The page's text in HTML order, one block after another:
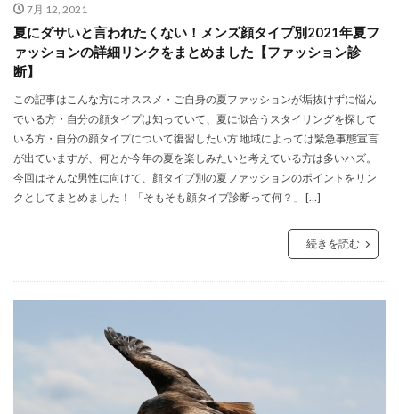
7月 12, 2021
夏にダサいと言われたくない！メンズ顔タイプ別2021年夏フ
ァッションの詳細リンクをまとめました【ファッション診
断】
この記事はこんな方にオススメ・ご自身の夏ファッションが垢抜けずに悩ん
でいる方・自分の顔タイプは知っていて、夏に似合うスタイリングを探して
いる方・自分の顔タイプについて復習したい方 地域によっては緊急事態宣言
が出ていますが、何とか今年の夏を楽しみたいと考えている方は多いハズ。
今回はそんな男性に向けて、顔タイプ別の夏ファッションのポイントをリン
クとしてまとめました！ 「そもそも顔タイプ診断って何？」 […]
続きを読む